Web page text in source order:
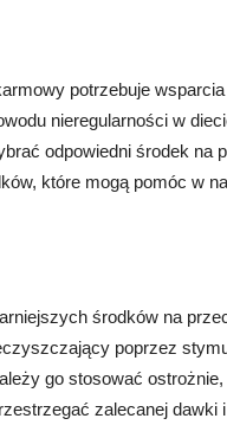
potrzebuje
nieregularności w
odpowiedni środek na
które mogą pomóc w
środków na
poprzez
go stosować
zalecanej